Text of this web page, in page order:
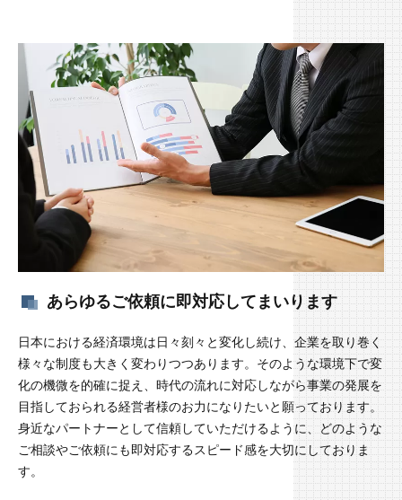
あらゆるご依頼に即対応してまいります
日本における経済環境は日々刻々と変化し続け、企業を取り巻く
様々な制度も大きく変わりつつあります。そのような環境下で変
化の機微を的確に捉え、時代の流れに対応しながら事業の発展を
目指しておられる経営者様のお力になりたいと願っております。
身近なパートナーとして信頼していただけるように、どのような
ご相談やご依頼にも即対応するスピード感を大切にしておりま
す。